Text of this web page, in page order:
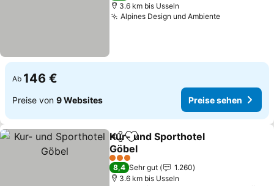
3.6 km bis Usseln
Alpines Design und AmbientePreise
Ab 146 €
Preise von 9 Websites Preise sehen
TeilenZu Favoriten hinzufügen
Kur- und Sporthotel
Göbel
Preise sehen
3 Sterne
8,4 Sehr gut
1.260
3.6 km bis Usseln